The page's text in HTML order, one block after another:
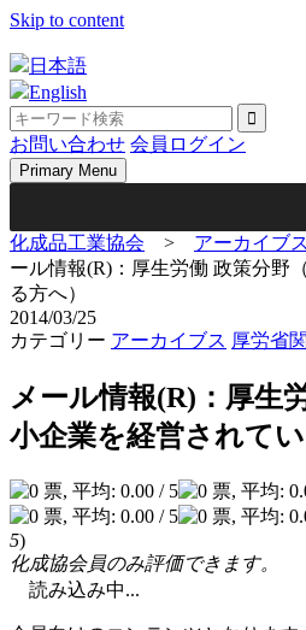
Skip to content
日本語
English
お問い合わせ 会員ログイン
Primary Menu
化成品工業協会 > アーカイブス
ール情報(R)：厚生労働 政策分野
る方へ）
2014/03/25
カテゴリー アーカイブス 厚労省
メール情報(R)：厚生
小企業を経営されてい
5)
化成協会員のみ評価できます。
読み込み中...